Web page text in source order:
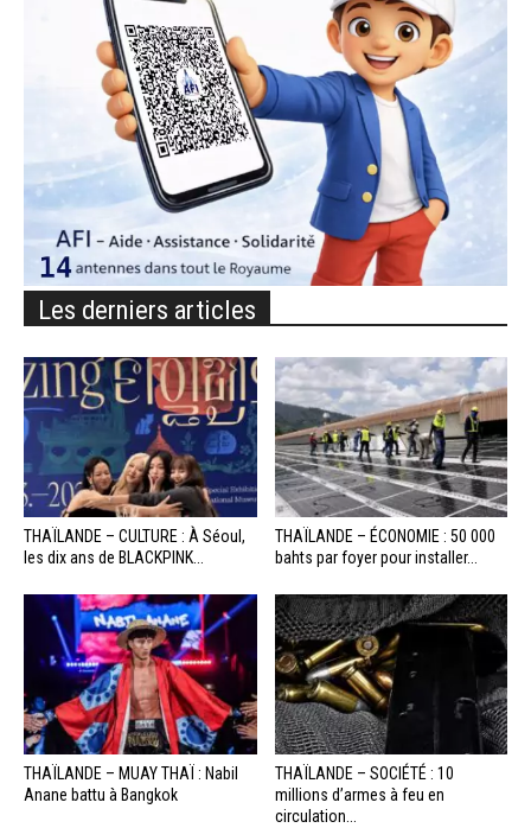
Les derniers articles
THAÏLANDE – CULTURE : À Séoul,
les dix ans de BLACKPINK...
THAÏLANDE – ÉCONOMIE : 50 000
bahts par foyer pour installer...
THAÏLANDE – MUAY THAÏ : Nabil
Anane battu à Bangkok
THAÏLANDE – SOCIÉTÉ : 10
millions d’armes à feu en
circulation...